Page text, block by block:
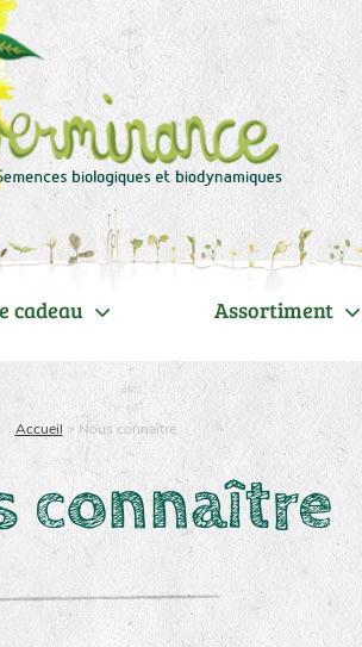
cadeau Assortiment
Accueil > Nous connaître
connaître